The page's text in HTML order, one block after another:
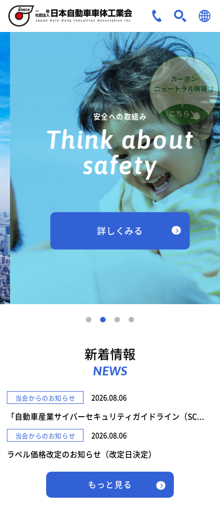
ENG
安全への取組み
Think about
safety
詳しくみる
新着情報
NEWS
当会からのお知らせ 2026.08.06
「自動車産業サイバーセキュリティガイドライン（SC...
当会からのお知らせ 2026.08.06
ラベル価格改定のお知らせ（改定日決定）
もっと見る